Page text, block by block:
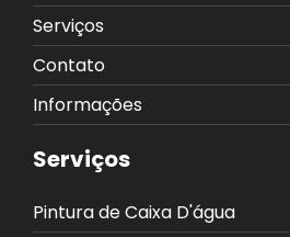
Serviços
Contato
Informações
Serviços
Pintura de Caixa D'água